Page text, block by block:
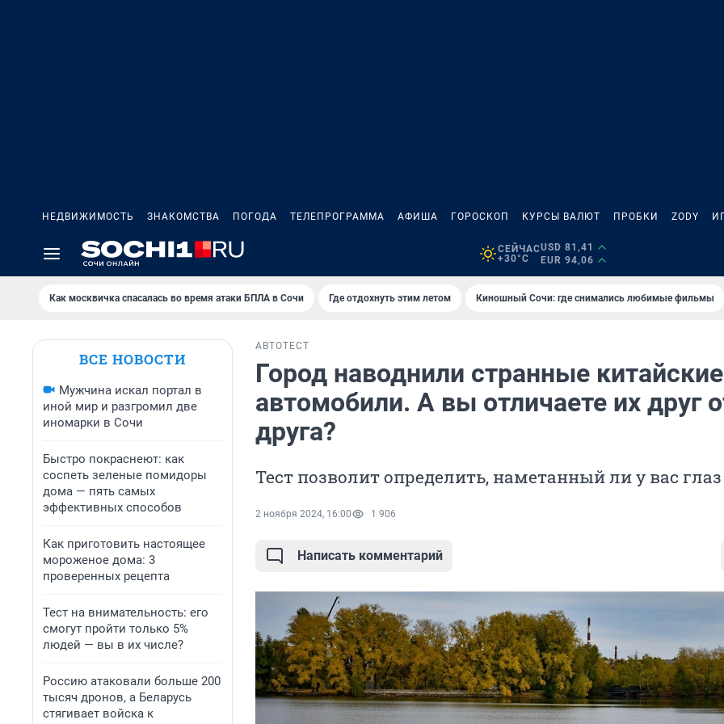
НЕДВИЖИМОСТЬ ЗНАКОМСТВА ПОГОДА ТЕЛЕПРОГРАММА АФИША ГОРОСКОП КУРСЫ ВАЛЮТ ПРОБКИ ZODY
СЕЙЧАС
+30°C
USD 81,41
EUR 94,06
Как москвичка спасалась во время атаки БПЛА в Сочи Где отдохнуть этим летом Киношный Сочи: где снимались любимые фильмы
ВСЕ НОВОСТИ
Мужчина искал портал в
иной мир и разгромил две
иномарки в Сочи
Быстро покраснеют: как
соспеть зеленые помидоры
дома — пять самых
эффективных способов
Как приготовить настоящее
мороженое дома: 3
проверенных рецепта
Тест на внимательность: его
смогут пройти только 5%
людей — вы в их числе?
Россию атаковали больше 200
тысяч дронов, а Беларусь
стягивает войска к
АВТОТЕСТ
Город наводнили странные китайские
автомобили. А вы отличаете их друг
друга?
Тест позволит определить, наметанный ли у вас глаз
2 ноября 2024, 16:00 1 906
Написать комментарий